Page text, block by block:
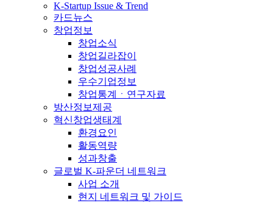
K-Startup Issue & Trend
카드뉴스
창업정보
창업소식
창업길라잡이
창업성공사례
우수기업정보
창업통계ㆍ연구자료
방산정보제공
혁신창업생태계
환경요인
활동역량
성과창출
글로벌 K-파운더 네트워크
사업 소개
현지 네트워크 및 가이드